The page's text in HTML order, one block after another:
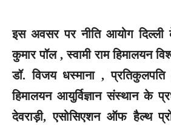
इस अवसर पर नीति आयोग दिल्ली
कुमार पॉल , स्वामी राम हिमालयन
डॉ. विजय धस्माना , प्रतिकुलपति
हिमालयन आयुर्विज्ञान संस्थान के
देवराड़ी, एसोसिएशन ऑफ हैल्थ